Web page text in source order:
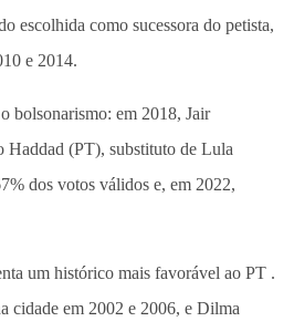
escolhida como sucessora do petista,
e 2014.
bolsonarismo: em 2018, Jair
Haddad (PT), substituto de Lula
dos votos válidos e, em 2022,
um histórico mais favorável ao PT .
cidade em 2002 e 2006, e Dilma